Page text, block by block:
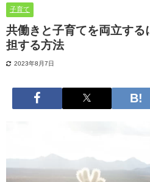
子育て
共働きと子育てを両立する
担する方法
2023年8月7日